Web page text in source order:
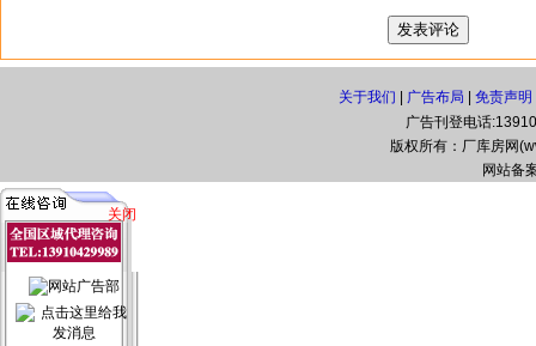
关于我们 广告布局 免责声明
广告刊登电话
版权所有：厂库房网
网站备
关闭